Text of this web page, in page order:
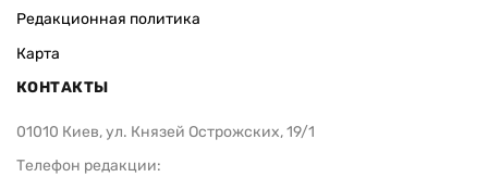
Редакционная политика
Карта
КОНТАКТЫ
01010 Киев, ул. Князей Острожских, 19/1
Телефон редакции: